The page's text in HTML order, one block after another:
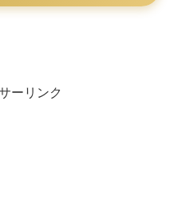
ーリンク